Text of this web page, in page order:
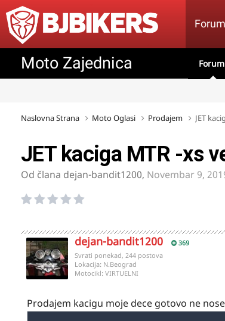
Forum
Moto Zajednica
Naslovna Strana Moto Oglasi Prodajem JET
JET kaciga MTR -xs
Od člana dejan-bandit1200, Novembar 9,
dejan-bandit1200 369
Svrati ponekad, 244 postova
Lokacija: N.Beograd
Motocikl: VIRTUELNI
Prodajem kacigu moje dece gotovo ne